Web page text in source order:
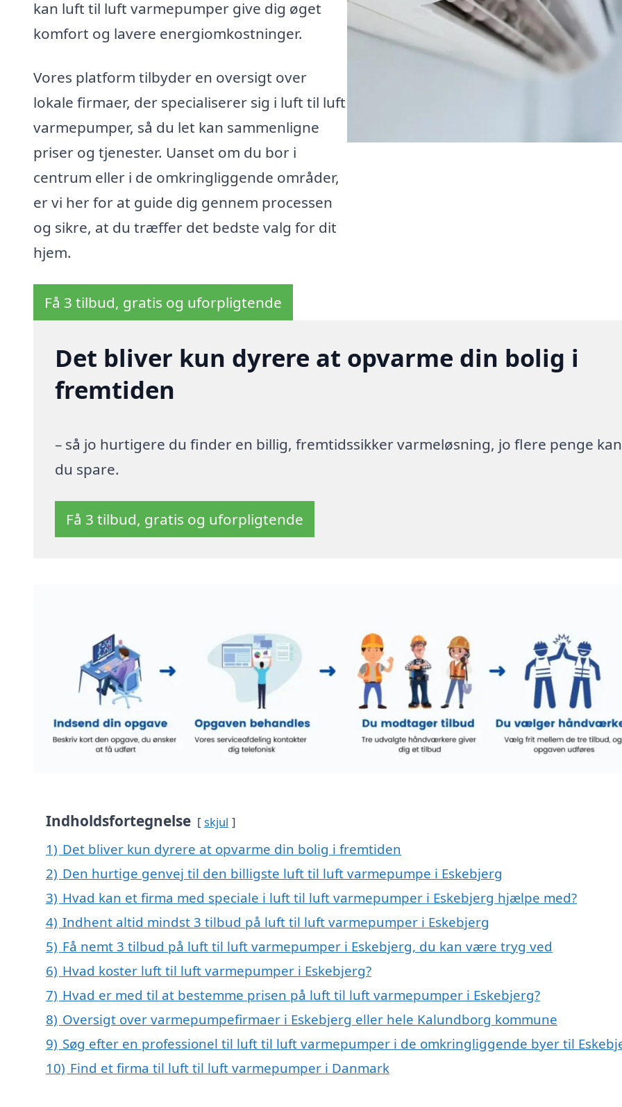
kan luft til luft varmepumper give dig øget
komfort og lavere energiomkostninger.
Vores platform tilbyder en oversigt over
lokale firmaer, der specialiserer sig i luft til luft
varmepumper, så du let kan sammenligne
priser og tjenester. Uanset om du bor i
centrum eller i de omkringliggende områder,
er vi her for at guide dig gennem processen
og sikre, at du træffer det bedste valg for dit
hjem.
Få 3 tilbud, gratis og uforpligtende
Det bliver kun dyrere at opvarme din bolig i
fremtiden
– så jo hurtigere du finder en billig, fremtidssikker varmeløsning, jo flere penge kan
du spare.
Få 3 tilbud, gratis og uforpligtende
Indholdsfortegnelse skjul
1) Det bliver kun dyrere at opvarme din bolig i fremtiden
2) Den hurtige genvej til den billigste luft til luft varmepumpe i Eskebjerg
3) Hvad kan et firma med speciale i luft til luft varmepumper i Eskebjerg hjælpe med?
4) Indhent altid mindst 3 tilbud på luft til luft varmepumper i Eskebjerg
5) Få nemt 3 tilbud på luft til luft varmepumper i Eskebjerg, du kan være tryg ved
6) Hvad koster luft til luft varmepumper i Eskebjerg?
7) Hvad er med til at bestemme prisen på luft til luft varmepumper i Eskebjerg?
8) Oversigt over varmepumpefirmaer i Eskebjerg eller hele Kalundborg kommune
9) Søg efter en professionel til luft til luft varmepumper i de omkringliggende byer til
10) Find et firma til luft til luft varmepumper i Danmark